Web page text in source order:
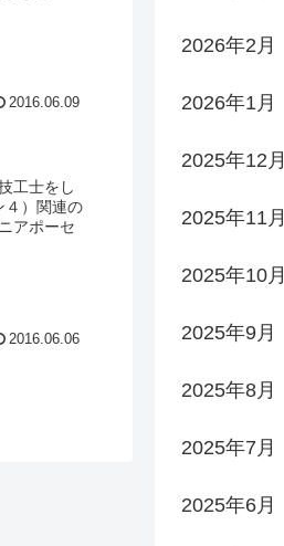
2016.06.09
工士をし
４）関連の
アポーセ
2016.06.06
2026年2月
2026年1月
2025年12月
2025年11月
2025年10月
2025年9月
2025年8月
2025年7月
2025年6月